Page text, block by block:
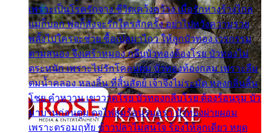
เพราะเป็นโรครักจาง ชีวิตเคว้งคว้าง เมื่อรักห่างร้างไกล
แม่ก็บอก พ่อก็สั่งจะรักใครสักครั้ง อย่าไปหวังความรวย
พลั้งไปใครจะช่วย ซื้อเปลมาไกว ให้ลูกบัวทอง เวรกรรม
ตามสนอง จึงเศร้าหมอง กลีบบัวทองต้องโรย บัวทองไม่
ตระหนัก เพราะไม่รักโคลนตม บัวทองท้องกลม เพราะลืม
ตมน้ำคลอง หลงลิ้น ที่สิ้นสัตย์ เจ้าจึงไม่ระมัด หลงกลิ่นลิ้น
โชย คำหวาน เขาวาดโรย บัวทองกลีบโรย ต้องร้อนรุม บัว
มาบานก่อนตูม ดุจไฟสุมร้อนรุมอุรา บัวทองผ่ายผอม
เพราะตรอมฤทัย ข้าวปลาไม่สนใจ ร้องไห้ลูกเดียว หยุด